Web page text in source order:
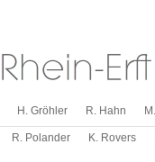
H. Gröhler R. Hahn
R. Polander K. Rovers